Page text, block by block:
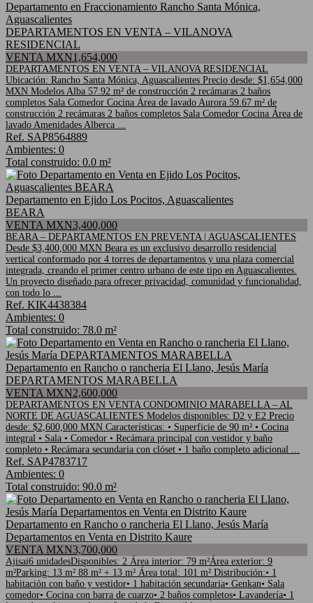
Departamento en Fraccionamiento Rancho Santa Mónica,
Aguascalientes
DEPARTAMENTOS EN VENTA – VILANOVA
RESIDENCIAL
VENTA MXN1,654,000
DEPARTAMENTOS EN VENTA – VILANOVA RESIDENCIAL
Ubicación: Rancho Santa Mónica, Aguascalientes Precio desde: $1,654,000
MXN Modelos Alba 57.92 m² de construcción 2 recámaras 2 baños
completos Sala Comedor Cocina Área de lavado Aurora 59.67 m² de
construcción 2 recámaras 2 baños completos Sala Comedor Cocina Área de
lavado Amenidades Alberca ...
Ref. SAP8564889
Ambientes: 0
Total construido: 0.0 m²
Departamento en Ejido Los Pocitos, Aguascalientes
BEARA
VENTA MXN3,400,000
BEARA – DEPARTAMENTOS EN PREVENTA | AGUASCALIENTES
Desde $3,400,000 MXN Beara es un exclusivo desarrollo residencial
vertical conformado por 4 torres de departamentos y una plaza comercial
integrada, creando el primer centro urbano de este tipo en Aguascalientes.
Un proyecto diseñado para ofrecer privacidad, comunidad y funcionalidad,
con todo lo ...
Ref. KIK4438384
Ambientes: 0
Total construido: 78.0 m²
Departamento en Rancho o rancheria El Llano, Jesús María
DEPARTAMENTOS MARABELLA
VENTA MXN2,600,000
DEPARTAMENTOS EN VENTA CONDOMINIO MARABELLA – AL
NORTE DE AGUASCALIENTES Modelos disponibles: D2 y E2 Precio
desde: $2,600,000 MXN Características: • Superficie de 90 m² • Cocina
integral • Sala • Comedor • Recámara principal con vestidor y baño
completo • Recámara secundaria con clóset • 1 baño completo adicional ...
Ref. SAP4783717
Ambientes: 0
Total construido: 90.0 m²
Departamento en Rancho o rancheria El Llano, Jesús María
Departamentos en Venta en Distrito Kaure
VENTA MXN3,700,000
Ajisai6 unidadesDisponibles: 2 Área interior: 79 m²Área exterior: 9
m²Parking: 13 m² 88 m² + 13 m² Área total: 101 m² Distribución:• 1
habitación con baño y vestidor• 1 habitación secundaria• Genkan• Sala
comedor• Cocina con barra de cuarzo• 2 baños completos• Lavandería• 1